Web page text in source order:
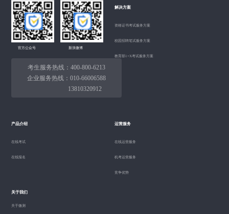
官方公众号 新浪微博
考生服务热线：400-800-6213
企业服务热线：010-66006588
13810320912
产品介绍
在线考试
在线报名
运营服务
在线运营服务
机考运营服务
竞争优势
解决方案
资格证书考试服务方案
校园招聘笔试服务方案
教育部1+X考试服务方案
关于我们
关于微测